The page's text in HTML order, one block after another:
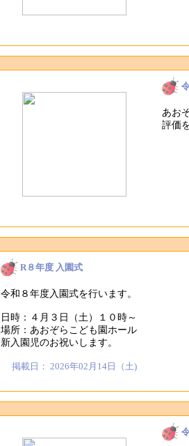
あお
評価
R８年度 入園式
令和８年度入園式を行います。
日時：４月３日（土）１０時～
場所：あおぞらこども園ホール
新入園児のお祝いします。
掲載日： 2026年02月14日（土)